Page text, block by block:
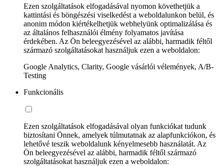
Ezen szolgáltatások elfogadásával nyomon követhetjük a
kattintási és böngészési viselkedést a weboldalunkon belül, és
anonim módon kiértékelhetjük webhelyünk optimalizálása és
az általános felhasználói élmény folyamatos javítása
érdekében. Az Ön beleegyezésével az alábbi, harmadik féltől
származó szolgáltatásokat használjuk ezen a weboldalon:
Google Analytics, Clarity, Google vásárlói vélemények, A/B-
Testing
Funkcionális
Ezen szolgáltatások elfogadásával olyan funkciókat tudunk
biztosítani Önnek, amelyek túlmutatnak az alapfunkciókon, és
lehetővé teszik weboldalunk kényelmesebb használatát. Az
Ön beleegyezésével az alábbi, harmadik féltől származó
szolgáltatásokat használjuk ezen a weboldalon: